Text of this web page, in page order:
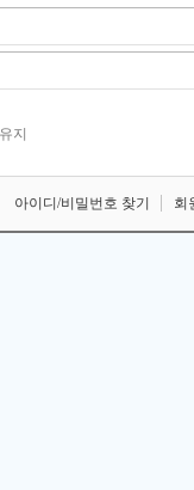
지
아이디/비밀번호 찾기 회